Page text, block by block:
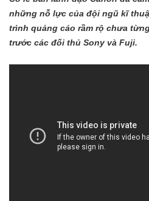
những nỗ lực của đội ngũ kĩ
trình quảng cáo rầm rộ chưa
trước các đối thủ Sony và Fuji.